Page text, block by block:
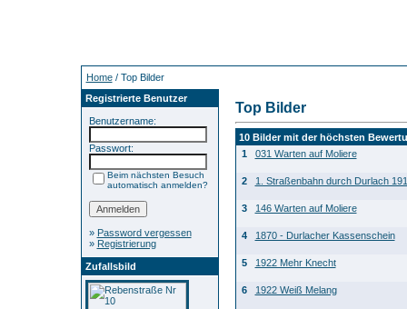
Home/ Top Bilder
Registrierte Benutzer
Benutzername:
Passwort:
Beim nächsten Besuch
automatisch anmelden?
» Password vergessen
» Registrierung
Zufallsbild
Top Bilder
10 Bilder mit der höchsten
1
031 Warten auf Moliere
2 1. Straßenbahn durch Durlach
3 146 Warten auf Moliere
4 1870 - Durlacher Kassenschein
5 1922 Mehr Knecht
6 1922 Weiß Melang